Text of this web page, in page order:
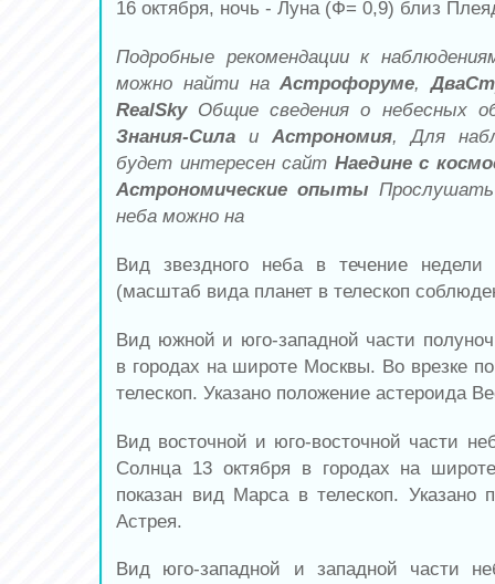
16 октября, ночь - Луна (Ф= 0,9) близ
Подробные рекомендации к
можно найти наАстрофоруме,
RealSkyОбщие сведения о небесных
Знания-Сила и Астрономия, Для
будет интересен сайт Наедине с
Астрономические опыты Прослушать
неба можно на
Вид звездного неба в течение
(масштаб вида планет в телескоп
Вид южной и юго-западной части
в городах на широте Москвы. Во врезке
телескоп. Указано положение астероида
Вид восточной и юго-восточной части
Солнца 13 октября в городах на
показан вид Марса в телескоп. Указано
Астрея.
Вид юго-западной и западной части